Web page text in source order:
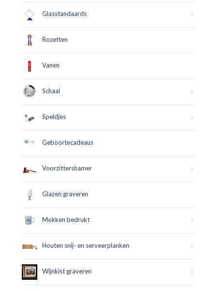
Glasstandaards
Rozetten
Vanen
Schaal
Speldjes
Geboortecadeaus
Voorzittershamer
Glazen graveren
Mokken bedrukt
Houten snij- en serveerplanken
Wijnkist graveren